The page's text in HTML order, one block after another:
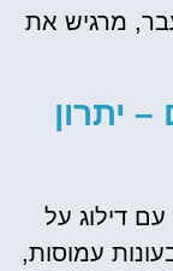
מרגיש את
יתרון
עם דילוג על
עמוסות,